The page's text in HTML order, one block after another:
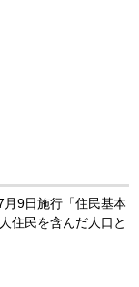
9日施行「住民基本
住民を含んだ人口と